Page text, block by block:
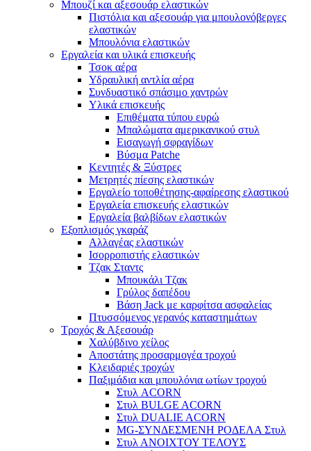
Μπουζί και αξεσουάρ ελαστικών
Πιστόλια και αξεσουάρ για μπουλονόβεργες
ελαστικών
Μπουλόνια ελαστικών
Εργαλεία και υλικά επισκευής
Τσοκ αέρα
Υδραυλική αντλία αέρα
Συνδυαστικό σπάσιμο χαντρών
Υλικά επισκευής
Επιθέματα τύπου ευρώ
Μπαλώματα αμερικανικού στυλ
Εισαγωγή σφραγίδων
Βύσμα Patche
Κεντητές & Ξύστρες
Μετρητές πίεσης ελαστικών
Εργαλείο τοποθέτησης-αφαίρεσης ελαστικού
Εργαλεία επισκευής ελαστικών
Εργαλεία βαλβίδων ελαστικών
Εξοπλισμός γκαράζ
Αλλαγέας ελαστικών
Ισορροπιστής ελαστικών
Τζακ Σταντς
Μπουκάλι Τζακ
Γρύλος δαπέδου
Βάση Jack με καρφίτσα ασφαλείας
Πτυσσόμενος γερανός καταστημάτων
Τροχός & Αξεσουάρ
Χαλύβδινο χείλος
Αποστάτης προσαρμογέα τροχού
Κλειδαριές τροχών
Παξιμάδια και μπουλόνια ωτίων τροχού
Στυλ ACORN
Στυλ BULGE ACORN
Στυλ DUALIE ACORN
MG-ΣΥΝΔΕΣΜΕΝΗ ΡΟΔΕΛΑ Στυλ
Στυλ ΑΝΟΙΧΤΟΥ ΤΕΛΟΥΣ